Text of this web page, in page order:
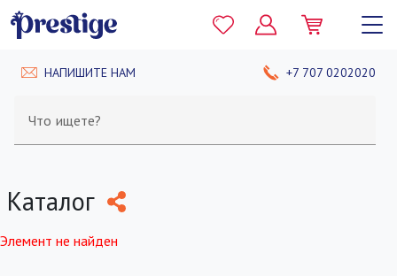
НАПИШИТЕ НАМ +7 707 0202020
Что ищете?
Каталог
Элемент не найден